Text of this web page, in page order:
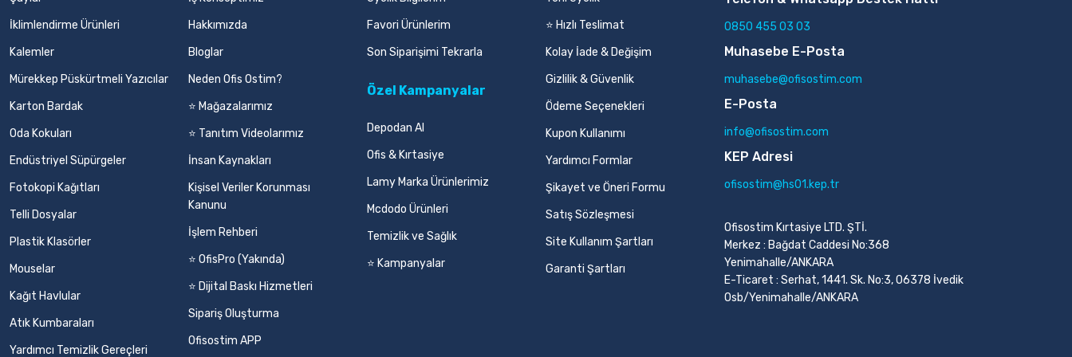
İklimlendirme Ürünleri
Kalemler
Mürekkep Püskürtmeli Yazıcılar
Karton Bardak
Oda Kokuları
Endüstriyel Süpürgeler
Fotokopi Kağıtları
Telli Dosyalar
Plastik Klasörler
Mouselar
Kağıt Havlular
Atık Kumbaraları
Yardımcı Temizlik Gereçleri
Hakkımızda
Bloglar
Neden Ofis Ostim?
⭐ Mağazalarımız
⭐ Tanıtım Videolarımız
İnsan Kaynakları
Kişisel Veriler Korunması
Kanunu
İşlem Rehberi
⭐ OfisPro (Yakında)
⭐ Dijital Baskı Hizmetleri
Sipariş Oluşturma
Ofisostim APP
Favori Ürünlerim
Son Siparişimi Tekrarla
Özel Kampanyalar
Depodan Al
Ofis & Kırtasiye
Lamy Marka Ürünlerimiz
Mcdodo Ürünleri
Temizlik ve Sağlık
⭐ Kampanyalar
⭐ Hızlı Teslimat
Kolay İade & Değişim
Gizlilik & Güvenlik
Ödeme Seçenekleri
Kupon Kullanımı
Yardımcı Formlar
Şikayet ve Öneri Formu
Satış Sözleşmesi
Site Kullanım Şartları
Garanti Şartları
0850 455 03 03
Muhasebe E-Posta
muhasebe@ofisostim.com
E-Posta
info@ofisostim.com
KEP Adresi
ofisostim@hs01.kep.tr
Ofisostim Kırtasiye LTD. ŞTİ.
Merkez : Bağdat Caddesi No:368
Yenimahalle/ANKARA
E-Ticaret : Serhat, 1441. Sk. No:3, 06378 İvedik
Osb/Yenimahalle/ANKARA